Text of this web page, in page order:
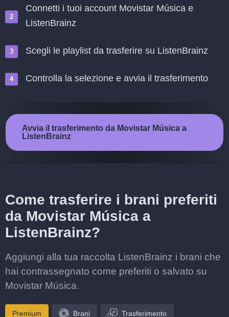
Connetti i tuoi account Movistar Música e
ListenBrainz
Scegli le playlist da trasferire su ListenBrainz
Controlla la selezione e avvia il trasferimento
Avvia il trasferimento da Movistar Música a
ListenBrainz
Come trasferire i brani preferiti
da Movistar Música a
ListenBrainz?
Aggiungi alla tua raccolta ListenBrainz i brani che
hai contrassegnato come preferiti o salvato su
Movistar Música.
Premium Brani Trasferimento